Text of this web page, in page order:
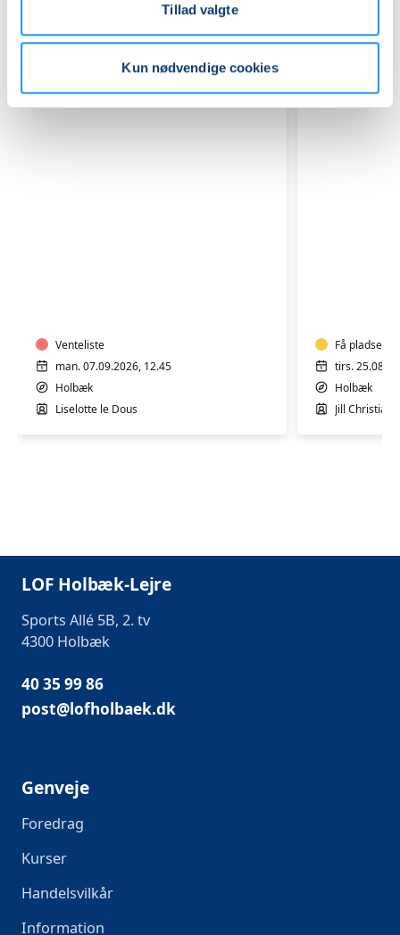
Tillad valgte
Kun nødvendige cookies
Relaterede hold
Venteliste
man. 07.09.2026, 12.45
Holbæk
Liselotte le Dous
Få pladser
tirs.
Holbæk
Jill
LOF Holbæk-Lejre
Sports Allé 5B, 2. tv
4300 Holbæk
40 35 99 86
post@lofholbaek.dk
Genveje
Foredrag
Kurser
Handelsvilkår
Information